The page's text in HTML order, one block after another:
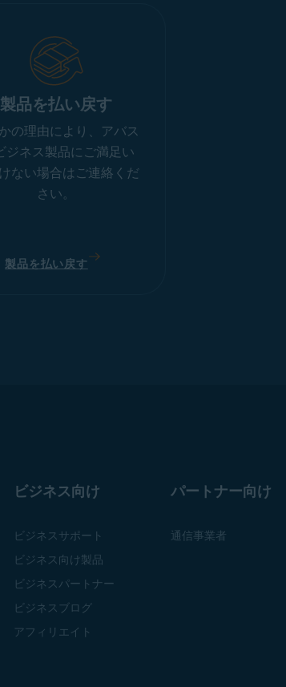
製品を払い戻す
の理由により、アバス
ジネス製品にご満足い
ない場合はご連絡くだ
さい。
製品を払い戻す
ビジネス向け
ビジネスサポート
ビジネス向け製品
ビジネスパートナー
ビジネスブログ
アフィリエイト
パートナー向け
通信事業者